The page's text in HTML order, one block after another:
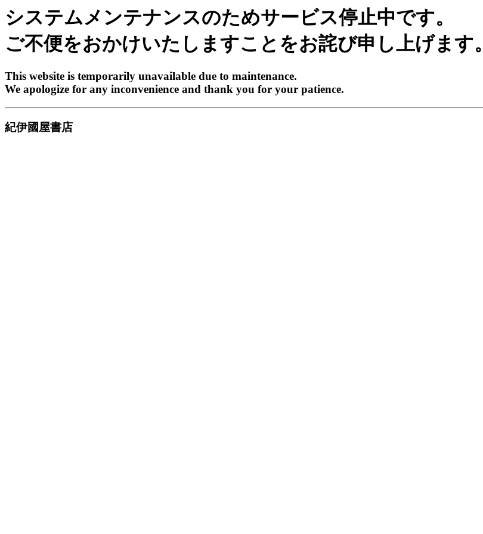
システムメンテナンスのためサービス停止中です。
ご不便をおかけいたしますことをお詫び申し上げます。
This website is temporarily unavailable due to maintenance.
We apologize for any inconvenience and thank you for your patience.
紀伊國屋書店